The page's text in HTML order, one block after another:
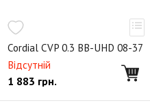
Готовый балансный кабель
Готовый небалансный кабель
Готовый небалансный
Cordial CVP 0.3 BB-UHD 08-37
Відсутній
1 883 грн.